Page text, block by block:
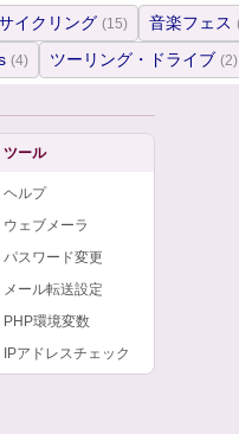
イクリング (15) 音楽フェス
(4) ツーリング・ドライブ (2)
ツール
ヘルプ
ウェブメーラ
パスワード変更
メール転送設定
PHP環境変数
IPアドレスチェック